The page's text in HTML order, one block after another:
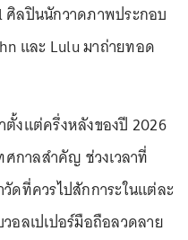
ศิลปินนักวาดภาพประกอบ
และ Lulu มาถ่ายทอด
งแต่ครึ่งหลังของปี 2026
ศกาลสำคัญ ช่วงเวลาที่
ดที่ควรไปสักการะในแต่ละ
อลเปเปอร์มือถือลวดลาย